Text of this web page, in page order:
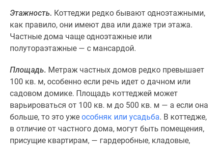
рынка
Покупателю
Экспертиза
новостроек
Эксперты
проекте
Этажность. Коттеджи редко бывают одноэтажными,
как правило, они имеют два или даже три этажа.
Частные дома чаще одноэтажные или
полутораэтажные — с мансардой.
Площадь. Метраж частных домов редко превышает
100 кв. м, особенно если речь идет о дачном или
садовом домике. Площадь коттеджей может
варьироваться от 100 кв. м до 500 кв. м — а если она
больше, то это уже особняк или усадьба. В коттедже,
в отличие от частного дома, могут быть помещения,
присущие квартирам, — гардеробные, кладовые,